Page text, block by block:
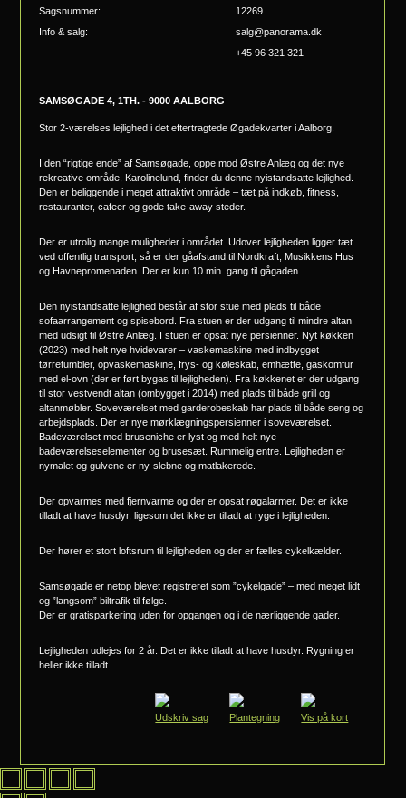
SAMSØGADE 4, 1TH. - 9000 AALBORG
Stor 2-værelses lejlighed i det eftertragtede Øgadekvarter i Aalborg.
I den “rigtige ende” af Samsøgade, oppe mod Østre Anlæg og det nye
rekreative område, Karolinelund, finder du denne nyistandsatte lejlighed.
Den er beliggende i meget attraktivt område – tæt på indkøb, fitness,
restauranter, cafeer og gode take-away steder.
Der er utrolig mange muligheder i området. Udover lejligheden ligger tæt
ved offentlig transport, så er der gåafstand til Nordkraft, Musikkens Hus
og Havnepromenaden. Der er kun 10 min. gang til gågaden.
Den nyistandsatte lejlighed består af stor stue med plads til både
sofaarrangement og spisebord. Fra stuen er der udgang til mindre altan
med udsigt til Østre Anlæg. I stuen er opsat nye persienner. Nyt køkken
(2023) med helt nye hvidevarer – vaskemaskine med indbygget
tørretumbler, opvaskemaskine, frys- og køleskab, emhætte, gaskomfur
med el-ovn (der er ført bygas til lejligheden). Fra køkkenet er der udgang
til stor vestvendt altan (ombygget i 2014) med plads til både grill og
altanmøbler. Soveværelset med garderobeskab har plads til både seng og
arbejdsplads. Der er nye mørklægningspersienner i soveværelset.
Badeværelset med bruseniche er lyst og med helt nye
badeværelseselementer og brusesæt. Rummelig entre. Lejligheden er
nymalet og gulvene er ny-slebne og matlakerede.
Der opvarmes med fjernvarme og der er opsat røgalarmer. Det er ikke
tilladt at have husdyr, ligesom det ikke er tilladt at ryge i lejligheden.
Der hører et stort loftsrum til lejligheden og der er fælles cykelkælder.
Samsøgade er netop blevet registreret som ”cykelgade” – med meget lidt
og ”langsom” biltrafik til følge.
Der er gratisparkering uden for opgangen og i de nærliggende gader.
Lejligheden udlejes for 2 år. Det er ikke tilladt at have husdyr. Rygning er
heller ikke tilladt.
Udskriv sag Plantegning Vis på kort
Sagsnummer:
12269
Info & salg:
salg@panorama.dk
+45 96 321 321